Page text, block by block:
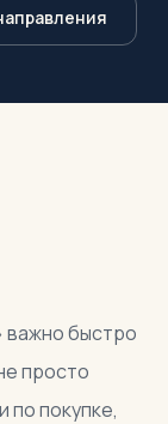
важно быстро
просто
по покупке,